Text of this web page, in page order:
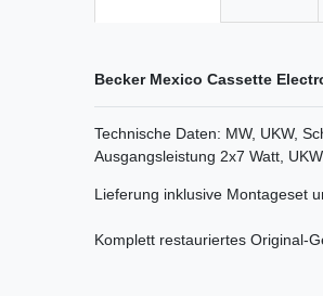
Becker Mexico Cassette
Technische Daten: MW, UKW,
Ausgangsleistung 2x7 Watt,
Lieferung inklusive Montageset
Komplett restauriertes Original-